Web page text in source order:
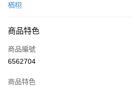
Apple Pay
街口支付
相關說明
楢栩
商品特色
商品編號
6562704
商品特色